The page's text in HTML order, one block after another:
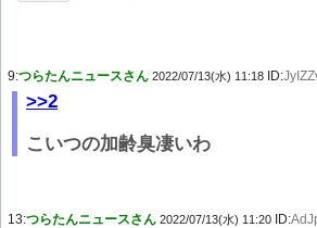
9:つらたんニュースさん 2022/07/13(水) 11:18 ID:
>>2
こいつの加齢臭凄いわ
13:つらたんニュースさん 2022/07/13(水) 11:20 ID: